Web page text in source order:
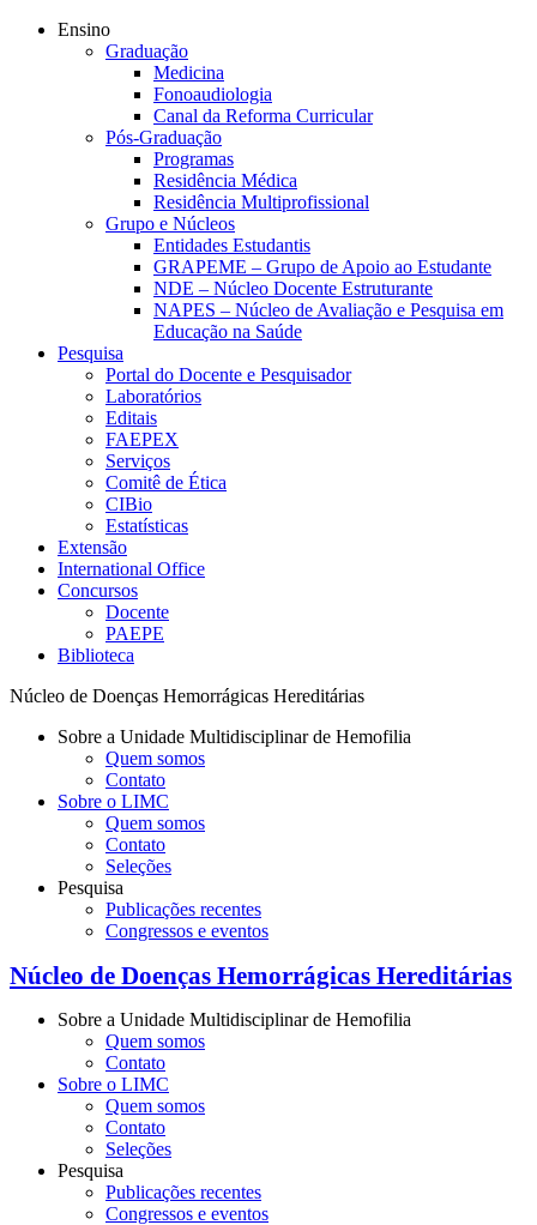
Ensino
Graduação
Medicina
Fonoaudiologia
Canal da Reforma Curricular
Pós-Graduação
Programas
Residência Médica
Residência Multiprofissional
Grupo e Núcleos
Entidades Estudantis
GRAPEME – Grupo de Apoio ao Estudante
NDE – Núcleo Docente Estruturante
NAPES – Núcleo de Avaliação e Pesquisa em
Educação na Saúde
Pesquisa
Portal do Docente e Pesquisador
Laboratórios
Editais
FAEPEX
Serviços
Comitê de Ética
CIBio
Estatísticas
Extensão
International Office
Concursos
Docente
PAEPE
Biblioteca
Núcleo de Doenças Hemorrágicas Hereditárias
Sobre a Unidade Multidisciplinar de Hemofilia
Quem somos
Contato
Sobre o LIMC
Quem somos
Contato
Seleções
Pesquisa
Publicações recentes
Congressos e eventos
Núcleo de Doenças Hemorrágicas Hereditárias
Sobre a Unidade Multidisciplinar de Hemofilia
Quem somos
Contato
Sobre o LIMC
Quem somos
Contato
Seleções
Pesquisa
Publicações recentes
Congressos e eventos